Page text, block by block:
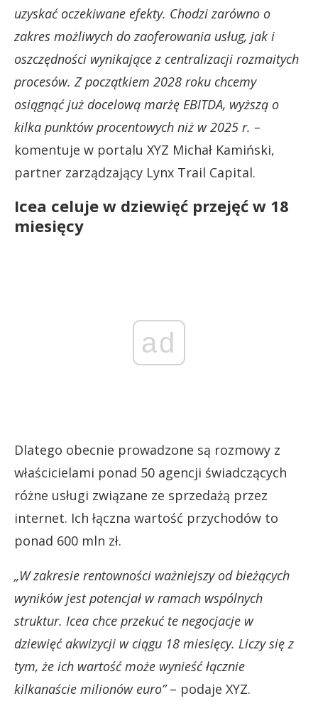
uzyskać oczekiwane efekty. Chodzi zarówno o
zakres możliwych do zaoferowania usług, jak i
oszczędności wynikające z centralizacji rozmaitych
procesów. Z początkiem 2028 roku chcemy
osiągnąć już docelową marżę EBITDA, wyższą o
kilka punktów procentowych niż w 2025 r. –
komentuje w portalu XYZ Michał Kamiński,
partner zarządzający Lynx Trail Capital.
Icea celuje w dziewięć przejęć w 18
miesięcy
ad
Dlatego obecnie prowadzone są rozmowy z
właścicielami ponad 50 agencji świadczących
różne usługi związane ze sprzedażą przez
internet. Ich łączna wartość przychodów to
ponad 600 mln zł.
„W zakresie rentowności ważniejszy od bieżących
wyników jest potencjał w ramach wspólnych
struktur. Icea chce przekuć te negocjacje w
dziewięć akwizycji w ciągu 18 miesięcy. Liczy się z
tym, że ich wartość może wynieść łącznie
kilkanaście milionów euro”– podaje XYZ.